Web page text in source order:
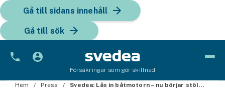
Gå till sidans innehåll
Gå till sök
Försäkringar som gör skillnad
Bil
Hem Press Svedea: Lås in båtmotorn – nu börjar stöldsäsongen!